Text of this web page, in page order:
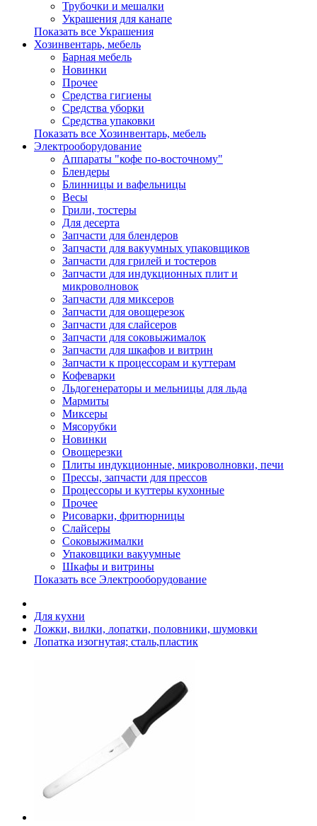
Трубочки и мешалки
Украшения для канапе
Показать все Украшения
Хозинвентарь, мебель
Барная мебель
Новинки
Прочее
Средства гигиены
Средства уборки
Средства упаковки
Показать все Хозинвентарь, мебель
Электрооборудование
Аппараты "кофе по-восточному"
Блендеры
Блинницы и вафельницы
Весы
Грили, тостеры
Для десерта
Запчасти для блендеров
Запчасти для вакуумных упаковщиков
Запчасти для грилей и тостеров
Запчасти для индукционных плит и
микроволновок
Запчасти для миксеров
Запчасти для овощерезок
Запчасти для слайсеров
Запчасти для соковыжималок
Запчасти для шкафов и витрин
Запчасти к процессорам и куттерам
Кофеварки
Льдогенераторы и мельницы для льда
Мармиты
Миксеры
Мясорубки
Новинки
Овощерезки
Плиты индукционные, микроволновки, печи
Прессы, запчасти для прессов
Процессоры и куттеры кухонные
Прочее
Рисоварки, фритюрницы
Слайсеры
Соковыжималки
Упаковщики вакуумные
Шкафы и витрины
Показать все Электрооборудование
Для кухни
Ложки, вилки, лопатки, половники, шумовки
Лопатка изогнутая; сталь,пластик